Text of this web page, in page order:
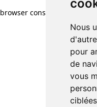
Nous
pour
de
vous
browser console for more